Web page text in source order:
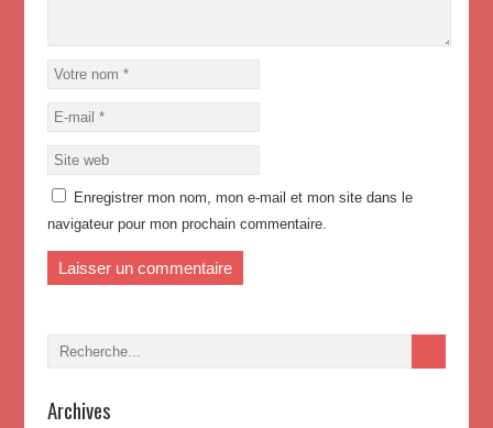
Enregistrer mon nom, mon e-mail et mon site dans le
navigateur pour mon prochain commentaire.
Archives